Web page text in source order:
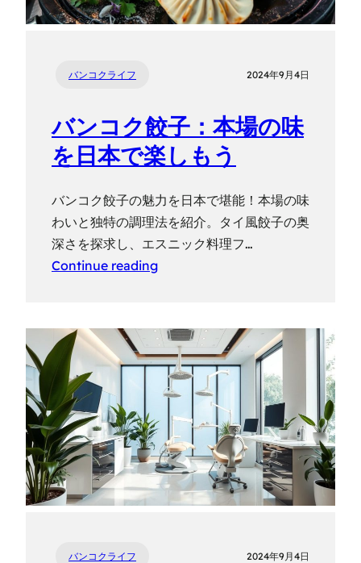
バンコクライフ 2024年9月4日
バンコク餃子：本場の味
を日本で楽しもう
バンコク餃子の魅力を日本で堪能！本場の味
わいと独特の調理法を紹介。タイ風餃子の奥
深さを探求し、エスニック料理フ…
Continue reading
バンコクライフ 2024年9月4日